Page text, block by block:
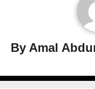
By Amal